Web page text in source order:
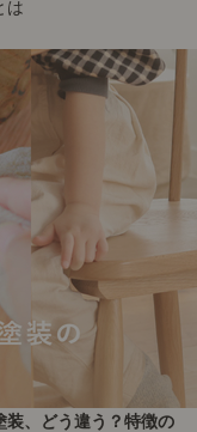
は
装、どう違う？特徴の